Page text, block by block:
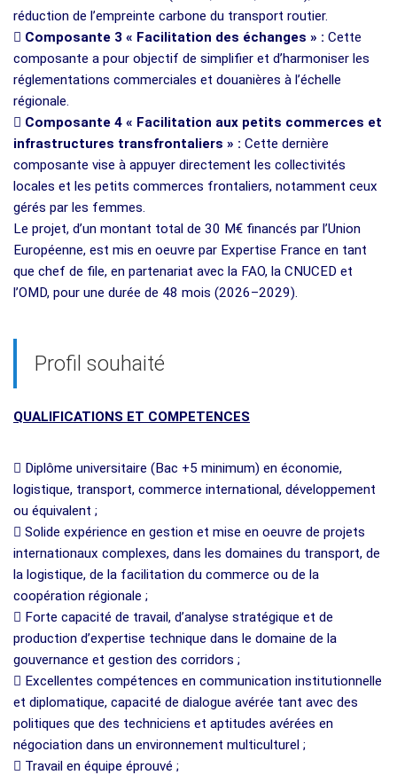
réduction de l’empreinte carbone du transport routier.
 Composante 3 « Facilitation des échanges » : Cette
composante a pour objectif de simplifier et d’harmoniser les
réglementations commerciales et douanières à l’échelle
régionale.
 Composante 4 « Facilitation aux petits commerces et
infrastructures transfrontaliers » : Cette dernière
composante vise à appuyer directement les collectivités
locales et les petits commerces frontaliers, notamment ceux
gérés par les femmes.
Le projet, d’un montant total de 30 M€ financés par l’Union
Européenne, est mis en oeuvre par Expertise France en tant
que chef de file, en partenariat avec la FAO, la CNUCED et
l’OMD, pour une durée de 48 mois (2026–2029).
Profil souhaité
QUALIFICATIONS ET COMPETENCES
 Diplôme universitaire (Bac +5 minimum) en économie,
logistique, transport, commerce international, développement
ou équivalent ;
 Solide expérience en gestion et mise en oeuvre de projets
internationaux complexes, dans les domaines du transport, de
la logistique, de la facilitation du commerce ou de la
coopération régionale ;
 Forte capacité de travail, d’analyse stratégique et de
production d’expertise technique dans le domaine de la
gouvernance et gestion des corridors ;
 Excellentes compétences en communication institutionnelle
et diplomatique, capacité de dialogue avérée tant avec des
politiques que des techniciens et aptitudes avérées en
négociation dans un environnement multiculturel ;
 Travail en équipe éprouvé ;